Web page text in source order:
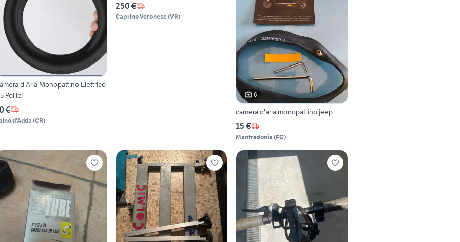
d Aria Monopattino Elettrico
Pollici
€
d'Adda (CR)
250 €
Caprino Veronese(VR)
6
camera d'aria monopattino jeep
15 €
Manfredonia (FG)